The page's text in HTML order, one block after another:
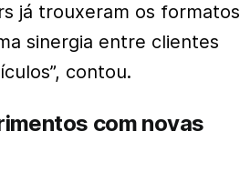
já trouxeram os formatos
sinergia entre clientes
contou.
com novas